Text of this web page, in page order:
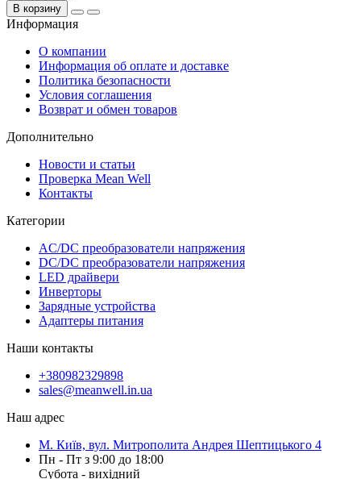
В корзину
Информация
О компании
Информация об оплате и доставке
Политика безопасности
Условия соглашения
Возврат и обмен товаров
Дополнительно
Новости и статьи
Проверка Mean Well
Контакты
Категории
AC/DC преобразователи напряжения
DC/DC преобразователи напряжения
LED драйвери
Инверторы
Зарядные устройства
Адаптеры питания
Наши контакты
+380982329898
sales@meanwell.in.ua
Наш адрес
М. Київ, вул. Митрополита Андрея Шептицького 4
Пн - Пт з 9:00 до 18:00
Субота - вихідний